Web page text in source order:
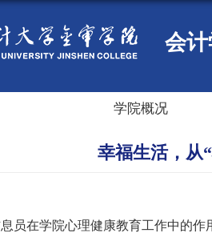
会
学院概况
幸福生活，
员在学院心理健康教育工作中的